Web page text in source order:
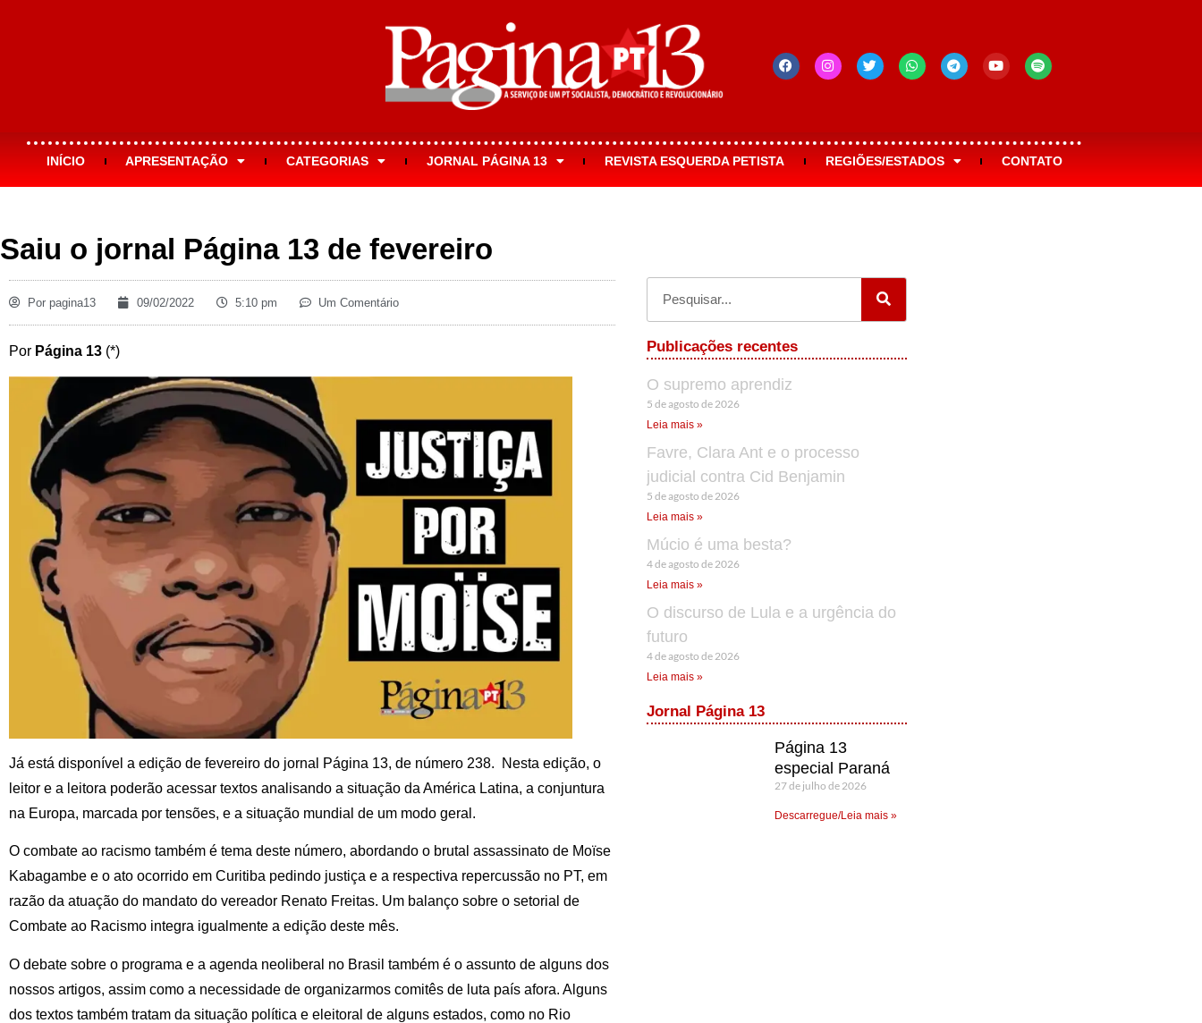
INÍCIO APRESENTAÇÃO CATEGORIAS JORNAL PÁGINA 13 REVISTA ESQUERDA PETISTA REGIÕES/ESTADOS CONTATO
Saiu o jornal Página 13 de fevereiro
Por pagina13 09/02/2022 5:10 pm Um Comentário
Por Página 13 (*)
Já está disponível a edição de fevereiro do jornal Página 13, de número 238. Nesta edição, o
leitor e a leitora poderão acessar textos analisando a situação da América Latina, a conjuntura
na Europa, marcada por tensões, e a situação mundial de um modo geral.
O combate ao racismo também é tema deste número, abordando o brutal assassinato de Moïse
Kabagambe e o ato ocorrido em Curitiba pedindo justiça e a respectiva repercussão no PT, em
razão da atuação do mandato do vereador Renato Freitas. Um balanço sobre o setorial de
Combate ao Racismo integra igualmente a edição deste mês.
O debate sobre o programa e a agenda neoliberal no Brasil também é o assunto de alguns dos
nossos artigos, assim como a necessidade de organizarmos comitês de luta país afora. Alguns
dos textos também tratam da situação política e eleitoral de alguns estados, como no Rio
Publicações recentes
O supremo aprendiz
5 de agosto de 2026
Leia mais »
Favre, Clara Ant e o processo
judicial contra Cid Benjamin
5 de agosto de 2026
Leia mais »
Múcio é uma besta?
4 de agosto de 2026
Leia mais »
O discurso de Lula e a urgência do
futuro
4 de agosto de 2026
Leia mais »
Jornal Página 13
Página 13
especial Paraná
27 de julho de 2026
Descarregue/Leia mais »